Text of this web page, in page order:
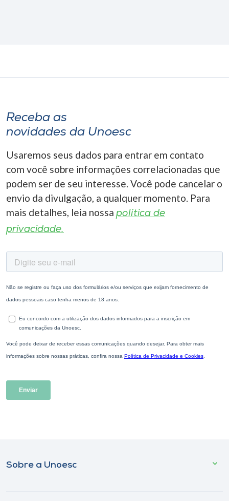
Receba as
novidades da Unoesc
Usaremos seus dados para entrar em contato
com você sobre informações correlacionadas que
podem ser de seu interesse. Você pode cancelar o
envio da divulgação, a qualquer momento. Para
mais detalhes, leia nossa política de
privacidade.
Sobre a Unoesc